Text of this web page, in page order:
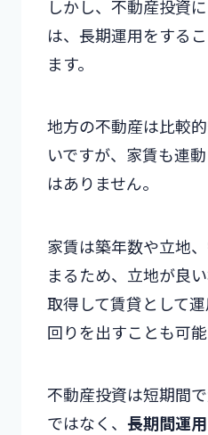
しかし、不動産投資
は、長期運用をする
ます。
地方の不動産は比較
いですが、家賃も連
はありません。
家賃は築年数や立地
まるため、立地が良
取得して賃貸として
回りを出すことも可能
不動産投資は短期間
ではなく、 長期間運